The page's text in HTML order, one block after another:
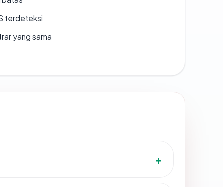
terdeteksi
yang sama